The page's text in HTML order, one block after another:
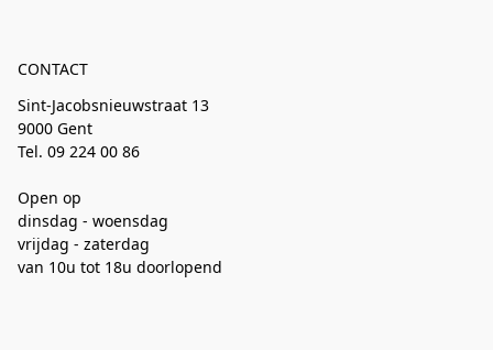
CONTACT
Sint-Jacobsnieuwstraat 13
9000 Gent
Tel. 09 224 00 86
Open op
dinsdag - woensdag
vrijdag - zaterdag
van 10u tot 18u doorlopend